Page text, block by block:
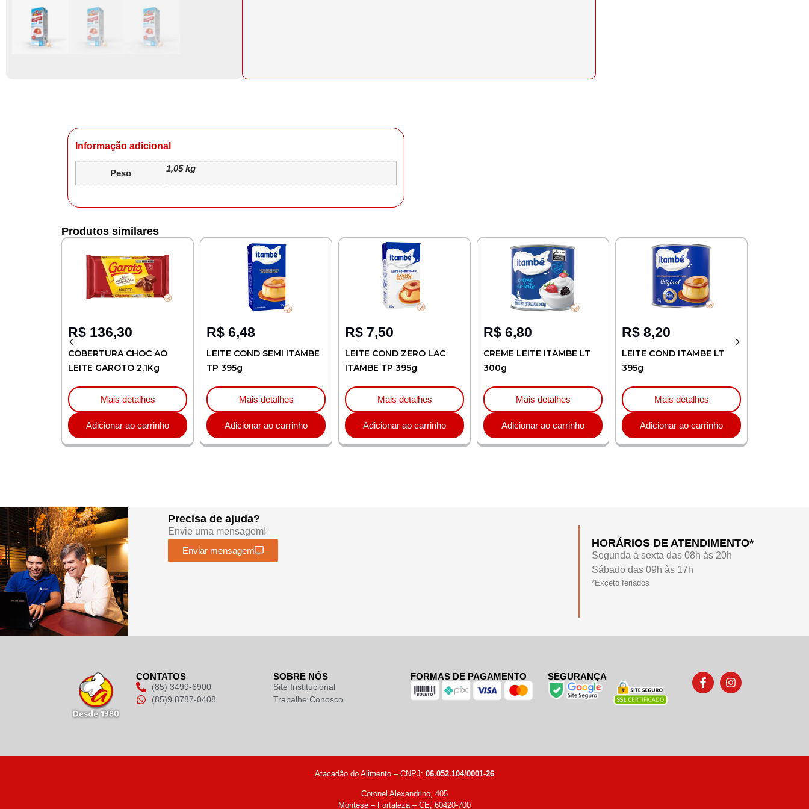
Informação adicional
Peso 1,05 kg
Produtos similares
R$ 136,30
COBERTURA CHOC AO
LEITE GAROTO 2,1Kg
Mais detalhes
Adicionar ao carrinho
R$ 6,48
LEITE COND SEMI ITAMBE
TP 395g
Mais detalhes
Adicionar ao carrinho
R$ 7,50
LEITE COND ZERO LAC
ITAMBE TP 395g
Mais detalhes
Adicionar ao carrinho
R$ 6,80
CREME LEITE ITAMBE LT
300g
Mais detalhes
Adicionar ao carrinho
R$ 8,20
LEITE COND ITAMBE LT
395g
Mais detalhes
Adicionar ao carrinho
Precisa de ajuda?
Envie uma mensagem!
Enviar mensagem
HORÁRIOS DE ATENDIMENTO*
Segunda à sexta das 08h às 20h
Sábado das 09h às 17h
*Exceto feriados
(85) 3499-6900
(85)9.8787-0408
CONTATOS SOBRE NÓS
Site Institucional
Trabalhe Conosco
FORMAS DE PAGAMENTO SEGURANÇA
Atacadão do Alimento – CNPJ: 06.052.104/0001-26
Coronel Alexandrino, 405
Montese – Fortaleza – CE, 60420-700